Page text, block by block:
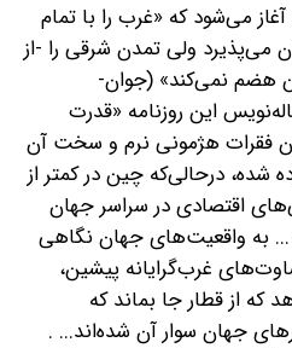
می‌شود که «غرب را با تمام
می‌پذیرد ولی تمدن شرقی را -از
هضم نمی‌کند» (جوان-
این روزنامه «قدرت
فقرات هژمونی نرم و سخت آن
شده، در‌حالی‌که چین در کمتر از
اقتصادی در سراسر جهان
... به واقعیت‌های جهان نگاهی
غرب‌گرایانه پیشین،
که از قطار جا بماند که
جهان سوار آن شده‌اند... .